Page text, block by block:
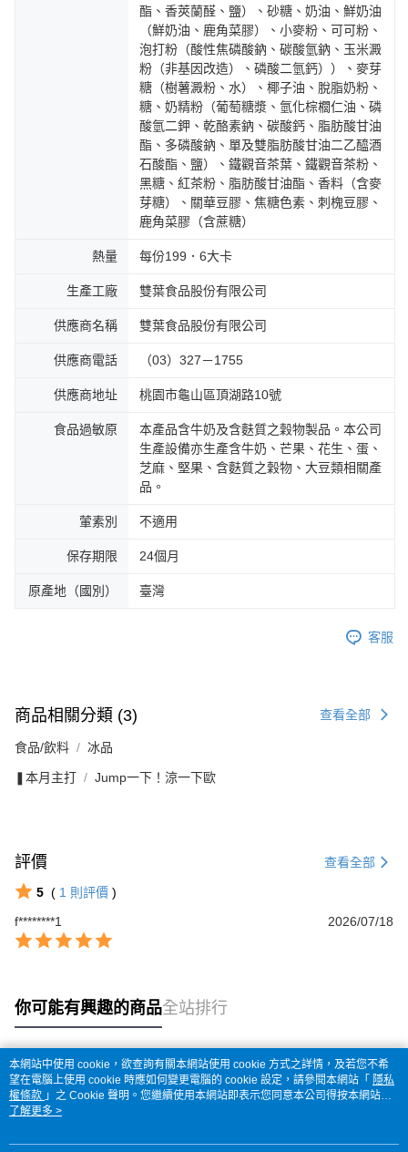
酯、香莢蘭醛、鹽）、砂糖、奶油、鮮奶油
（鮮奶油、鹿角菜膠）、小麥粉、可可粉、
泡打粉（酸性焦磷酸鈉、碳酸氫鈉、玉米澱
粉（非基因改造）、磷酸二氫鈣））、麥芽
糖（樹薯澱粉、水）、椰子油、脫脂奶粉、
糖、奶精粉（葡萄糖漿、氫化棕櫚仁油、磷
酸氫二鉀、乾酪素鈉、碳酸鈣、脂肪酸甘油
酯、多磷酸鈉、單及雙脂肪酸甘油二乙醯酒
石酸酯、鹽）、鐵觀音茶葉、鐵觀音茶粉、
黑糖、紅茶粉、脂肪酸甘油酯、香料（含麥
芽糖）、關華豆膠、焦糖色素、刺槐豆膠、
鹿角菜膠（含蔗糖）
熱量 每份199．6大卡
生產工廠 雙葉食品股份有限公司
供應商名稱 雙葉食品股份有限公司
供應商電話 （03）327－1755
供應商地址 桃園市龜山區頂湖路10號
食品過敏原
本產品含牛奶及含麩質之穀物製品。本公司
生產設備亦生產含牛奶、芒果、花生、蛋、
芝麻、堅果、含麩質之穀物、大豆類相關產
品。
葷素別 不適用
保存期限 24個月
原產地（國別） 臺灣
客服
商品相關分類 (3) 查看全部
食品/飲料 冰品
❚本月主打 Jump一下！涼一下歐
評價 查看全部
5 ( 1 則評價 )
f********1
2026/07/18
你可能有興趣的商品全站排行
熱門標籤
本網站中使用 cookie，欲查詢有關本網站使用 cookie 方式之詳情，及若您不希
望在電腦上使用 cookie 時應如何變更電腦的 cookie 設定，請參閱本網站「 隱私
權條款 」之 Cookie 聲明。您繼續使用本網站即表示您同意本公司得按本網站使
用條款之 Cookie 聲明使用 cookie。
了解更多 >